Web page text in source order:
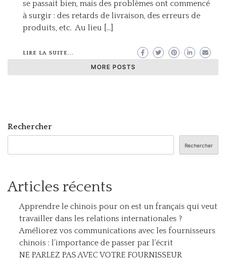
se passait bien, mais des problèmes ont commencé
à surgir : des retards de livraison, des erreurs de
produits, etc. Au lieu […]
LIRE LA SUITE...
MORE POSTS
Rechercher
Rechercher
Articles récents
Apprendre le chinois pour on est un français qui veut
travailler dans les relations internationales ?
Améliorez vos communications avec les fournisseurs
chinois : l’importance de passer par l’écrit
NE PARLEZ PAS AVEC VOTRE FOURNISSEUR